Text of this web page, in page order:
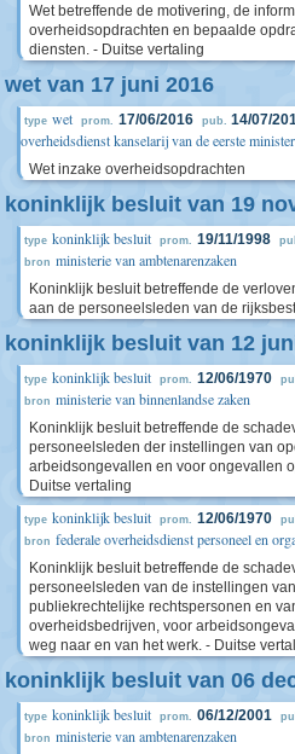
Wet betreffende de motivering, de
overheidsopdrachten en bepaalde
diensten. - Duitse vertaling
wet van 17 juni 2016
type wet prom. 17/06/2016 pub. 14/07/
overheidsdienst kanselarij van de eerste minister
Wet inzake overheidsopdrachten
koninklijk besluit van 19
type koninklijk besluit prom. 19/11/1998
bron ministerie van ambtenarenzaken
Koninklijk besluit betreffende de
aan de personeelsleden van de
koninklijk besluit van 12
type koninklijk besluit prom. 12/06/1970
bron ministerie van binnenlandse zaken
Koninklijk besluit betreffende de
personeelsleden der instellingen van
arbeidsongevallen en voor ongevallen
Duitse vertaling
type koninklijk besluit prom. 12/06/1970
bron federale overheidsdienst personeel en
Koninklijk besluit betreffende de
personeelsleden van de instellingen
publiekrechtelijke rechtspersonen en
overheidsbedrijven, voor
weg naar en van het werk. - Duitse
koninklijk besluit van 06
type koninklijk besluit prom. 06/12/2001
bron ministerie van ambtenarenzaken